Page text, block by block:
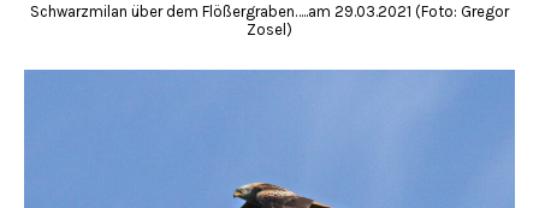
Schwarzmilan über dem Flößergraben…..am 29.03.2021 (Foto: Gregor
Zosel)